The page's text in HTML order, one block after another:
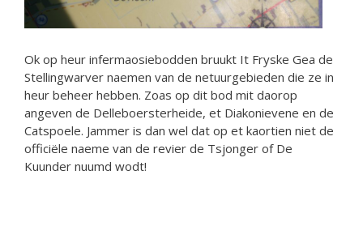
Ok op heur infermaosiebodden bruukt It Fryske Gea de
Stellingwarver naemen van de netuurgebieden die ze in
heur beheer hebben. Zoas op dit bod mit daorop
angeven de Delleboersterheide, et Diakonievene en de
Catspoele. Jammer is dan wel dat op et kaortien niet de
officiële naeme van de revier de Tsjonger of De
Kuunder nuumd wodt!